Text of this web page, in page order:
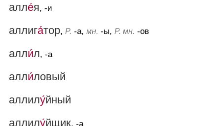
алле́я, -и
аллига́тор, Р. -а, мн. -ы, Р. мн. -ов
алли́л, -а
алли́ловый
аллилу́йный
аллилу́йщик, -а